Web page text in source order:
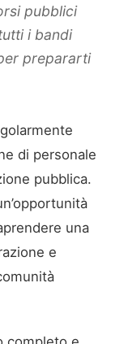
pubblici
i bandi
prepararti
di personale
pubblica.
una
e